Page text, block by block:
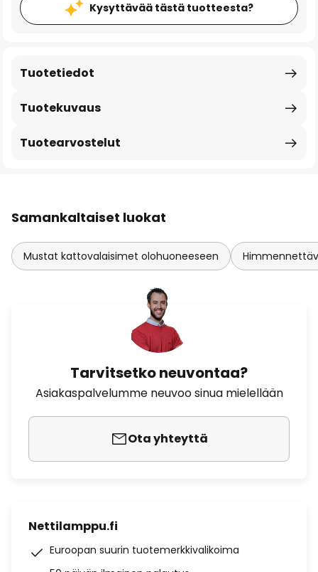
Kysyttävää tästä tuotteesta?
Tuotekuvaus
Tuotetiedot
Tuotearvostelut
Samankaltaiset luokat
Mustat kattovalaisimet olohuoneeseen
Tarvitsetko neuvontaa?
Asiakaspalvelumme neuvoo sinua mielellään
Ota yhteyttä
Nettilamppu.fi
Euroopan suurin tuotemerkkivalikoima